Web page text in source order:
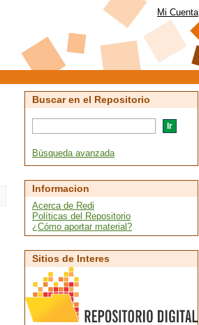
Mi Cuenta
Buscar en el Repositorio
Búsqueda avanzada
Informacion
Acerca de Redi
Políticas del Repositorio
¿Cómo aportar material?
Sitios de Interes